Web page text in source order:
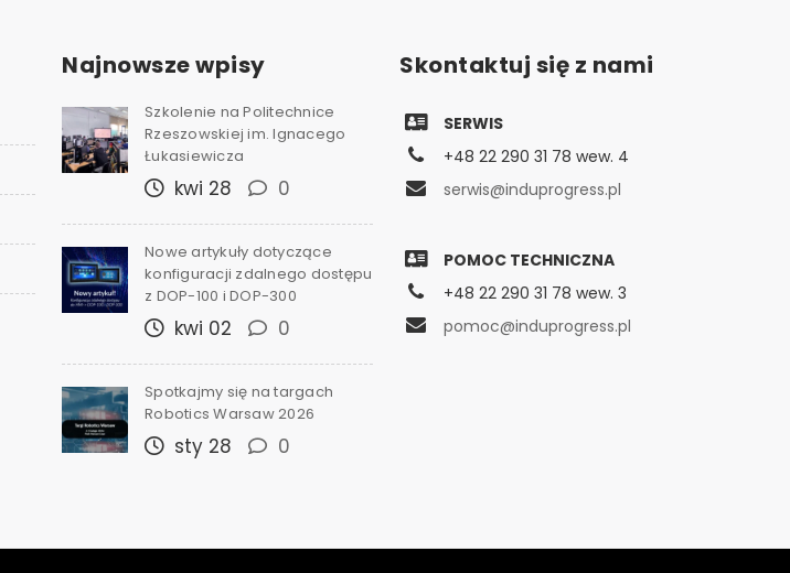
Najnowsze wpisy
Szkolenie na Politechnice
Rzeszowskiej im. Ignacego
Łukasiewicza
kwi 28 0
Nowe artykuły dotyczące
konfiguracji zdalnego dostępu
z DOP-100 i DOP-300
kwi 02 0
Spotkajmy się na targach
Robotics Warsaw 2026
sty 28 0
Skontaktuj się z nami
SERWIS
+48 22 290 31 78 wew. 4
serwis@induprogress.pl
POMOC TECHNICZNA
+48 22 290 31 78 wew. 3
pomoc@induprogress.pl